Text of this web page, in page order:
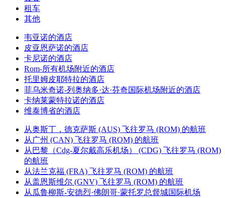
租车
其他
韦亚诺的酒店
皮亚恩萨诺的酒店
卡尼诺的酒店
Rom-所有机场附近的酒店
托里姆皮耶特拉的酒店
菲乌米奇诺-列奥纳多·达·芬奇国际机场附近的酒店
卡纳莱蒙特拉诺的酒店
维泰博省的酒店
从奥斯丁，德克萨斯 (AUS) 飞往罗马 (ROM) 的航班
从广州 (CAN) 飞往罗马 (ROM) 的航班
从巴黎（Cdg-夏尔戴高乐机场） (CDG) 飞往罗马 (ROM)
的航班
从法兰克福 (FRA) 飞往罗马 (ROM) 的航班
从盖恩斯维尔 (GNV) 飞往罗马 (ROM) 的航班
从瓜鲁柳斯-安德烈·佛朗哥·蒙托罗总督城国际机场